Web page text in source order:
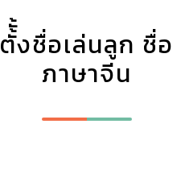
ตั้ั้งชื่อเล่นลูก ชื่อ
ภาษาจีน